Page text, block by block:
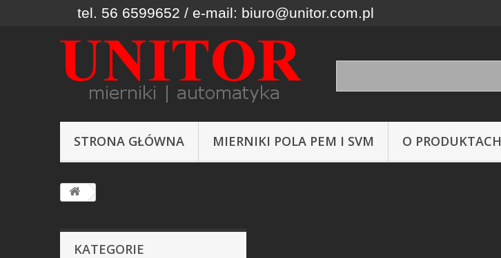
tel. 56 6599652 / e-mail: biuro@unitor.com.pl
STRONA GŁÓWNA MIERNIKI POLA PEM I SVM O PRODUKTACH
KATEGORIE